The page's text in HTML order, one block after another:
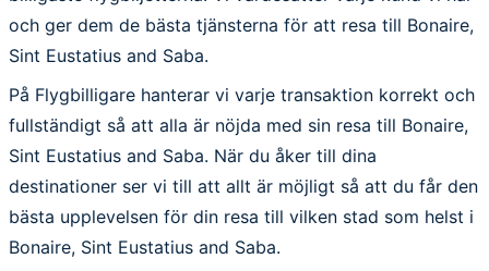
och ger dem de bästa tjänsterna för att resa till Bonaire,
Sint Eustatius and Saba.
På Flygbilligare hanterar vi varje transaktion korrekt och
fullständigt så att alla är nöjda med sin resa till Bonaire,
Sint Eustatius and Saba. När du åker till dina
destinationer ser vi till att allt är möjligt så att du får den
bästa upplevelsen för din resa till vilken stad som helst i
Bonaire, Sint Eustatius and Saba.